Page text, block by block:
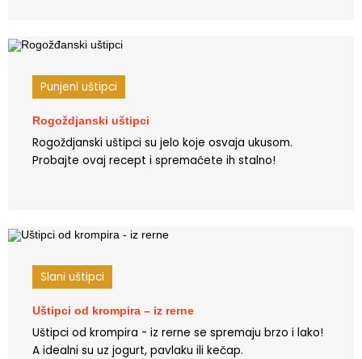
Punjeni uštipci
Rogoždjanski uštipci
Rogoždjanski uštipci su jelo koje osvaja ukusom.
Probajte ovaj recept i spremaćete ih stalno!
Slani uštipci
Uštipci od krompira – iz rerne
Uštipci od krompira - iz rerne se spremaju brzo i lako!
A idealni su uz jogurt, pavlaku ili kečap.